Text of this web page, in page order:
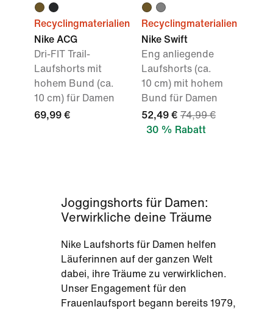
Recyclingmaterialien
Nike ACG
Dri-FIT Trail-
Laufshorts mit
hohem Bund (ca.
10 cm) für Damen
69,99 €
Recyclingmaterialien
Nike Swift
Eng anliegende
Laufshorts (ca.
10 cm) mit hohem
Bund für Damen
52,49 € 74,99 €
30 % Rabatt
Joggingshorts für Damen:
Verwirkliche deine Träume
Nike Laufshorts für Damen helfen
Läuferinnen auf der ganzen Welt
dabei, ihre Träume zu verwirklichen.
Unser Engagement für den
Frauenlaufsport begann bereits 1979,